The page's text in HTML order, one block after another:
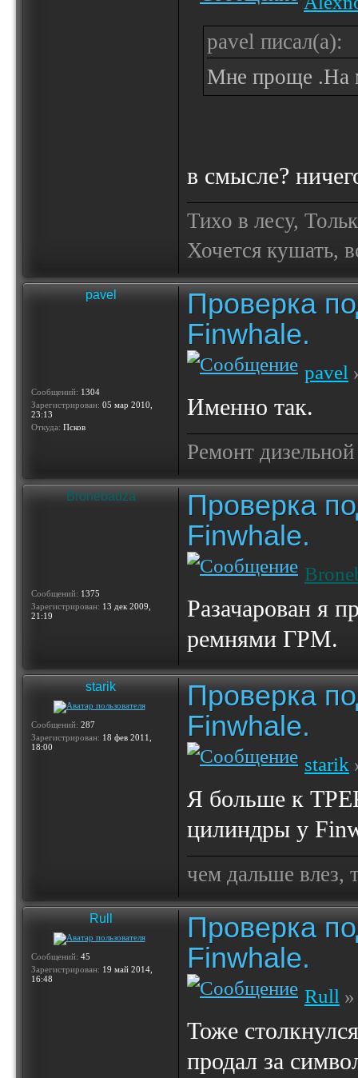
pavel писал(а):
Мне проще .На
в смысле?
Тихо в лесу,
Хочется кушать,
pavel
Сообщений: 1304
Зарегистрирован: 05 мар 2010,
23:13
Откуда: Псков
Проверка
Finwhale.
pavel
Именно так.
Ремонт
Bronebadza
Сообщений: 1375
Зарегистрирован: 13 дек 2009,
21:19
Проверка
Finwhale.
Разачарован я
ремнями ГРМ.
starik
Сообщений: 287
Зарегистрирован: 18 фев 2011,
18:00
Проверка
Finwhale.
starik
Я больше к
цилиндры у
чем дальше влез,
Rull
Сообщений: 45
Зарегистрирован: 19 май 2014,
16:48
Проверка
Finwhale.
Rull
Тоже
продал за